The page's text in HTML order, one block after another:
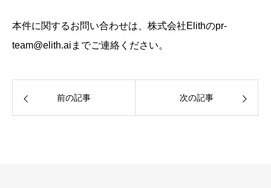
本件に関するお問い合わせは、株式会社Elithのpr-
team@elith.aiまでご連絡ください。
前の記事 次の記事